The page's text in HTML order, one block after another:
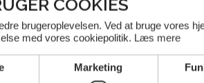
COOKIES
brugeroplevelsen. Ved at bruge vores
med vores cookiepolitik. Læs mere
Marketing